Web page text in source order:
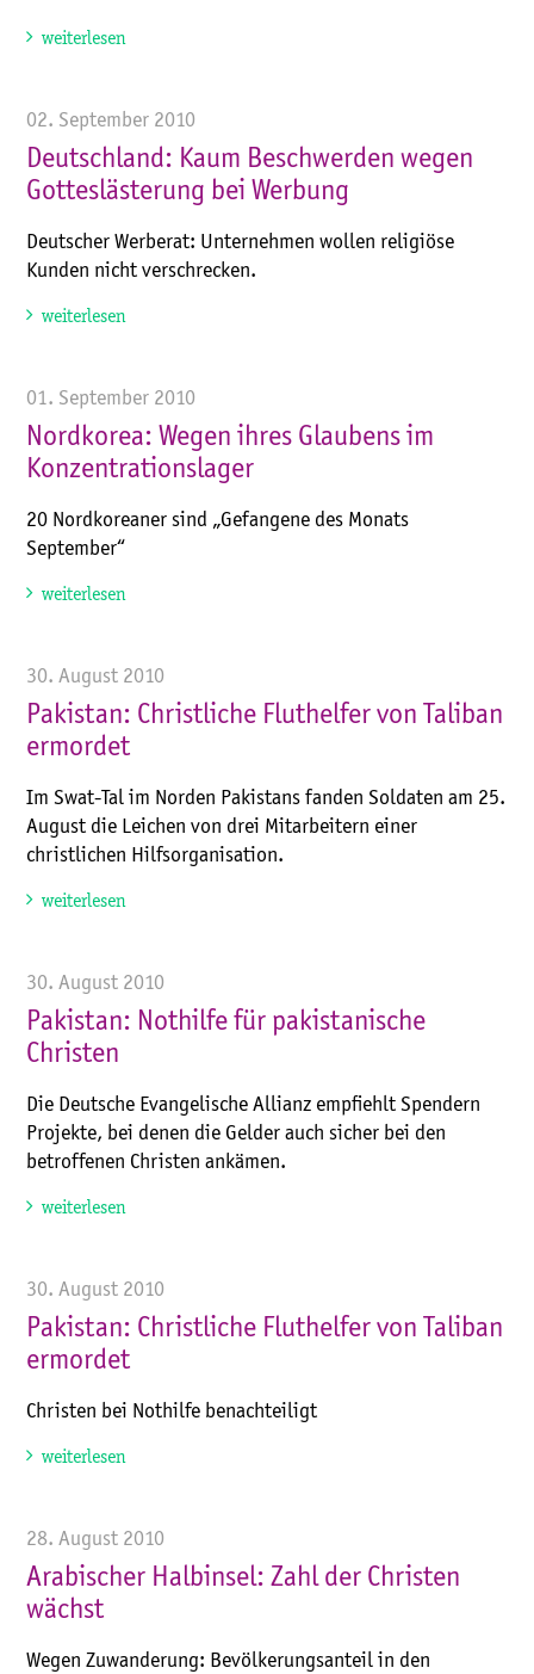
weiterlesen
02. September 2010
Deutschland: Kaum Beschwerden wegen
Gotteslästerung bei Werbung
Deutscher Werberat: Unternehmen wollen religiöse
Kunden nicht verschrecken.
weiterlesen
01. September 2010
Nordkorea: Wegen ihres Glaubens im
Konzentrationslager
20 Nordkoreaner sind „Gefangene des Monats
September“
weiterlesen
30. August 2010
Pakistan: Christliche Fluthelfer von Taliban
ermordet
Im Swat-Tal im Norden Pakistans fanden Soldaten am 25.
August die Leichen von drei Mitarbeitern einer
christlichen Hilfsorganisation.
weiterlesen
30. August 2010
Pakistan: Nothilfe für pakistanische
Christen
Die Deutsche Evangelische Allianz empfiehlt Spendern
Projekte, bei denen die Gelder auch sicher bei den
betroffenen Christen ankämen.
weiterlesen
30. August 2010
Pakistan: Christliche Fluthelfer von Taliban
ermordet
Christen bei Nothilfe benachteiligt
weiterlesen
28. August 2010
Arabischer Halbinsel: Zahl der Christen
wächst
Wegen Zuwanderung: Bevölkerungsanteil in den